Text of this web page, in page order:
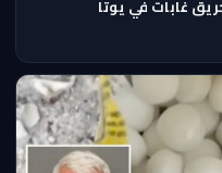
غابات في يوتا